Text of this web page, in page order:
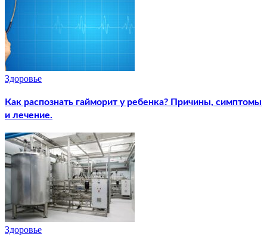
Здоровье
Как распознать гайморит у ребенка? Причины, симптомы
и лечение.
Здоровье